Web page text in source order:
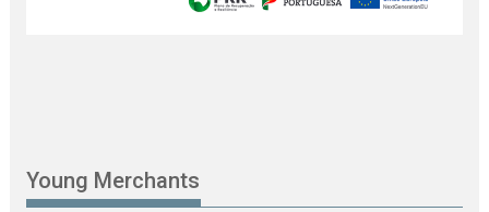
Young Merchants